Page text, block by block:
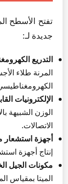
جديدة لـ:
التدريع
المرنة طلاء
الإلكترونيات
الوزن الشبيهة
الاتصالات.
أجهزة استشعار
إنتاج أجهزة
مكونات الجيل
الميتا بمقياس